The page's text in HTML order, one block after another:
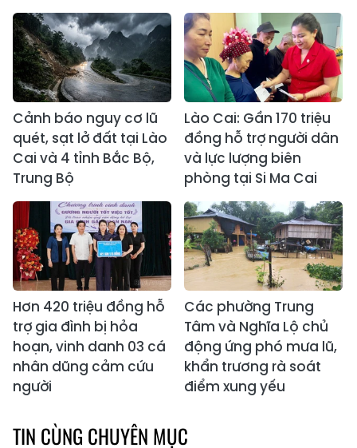
Cảnh báo nguy cơ lũ
quét, sạt lở đất tại Lào
Cai và 4 tỉnh Bắc Bộ,
Trung Bộ
Lào Cai: Gần 170 triệu
đồng hỗ trợ người dân
và lực lượng biên
phòng tại Si Ma Cai
Hơn 420 triệu đồng hỗ
trợ gia đình bị hỏa
hoạn, vinh danh 03 cá
nhân dũng cảm cứu
người
Các phường Trung
Tâm và Nghĩa Lộ chủ
động ứng phó mưa lũ,
khẩn trương rà soát
điểm xung yếu
TIN CÙNG CHUYÊN MỤC